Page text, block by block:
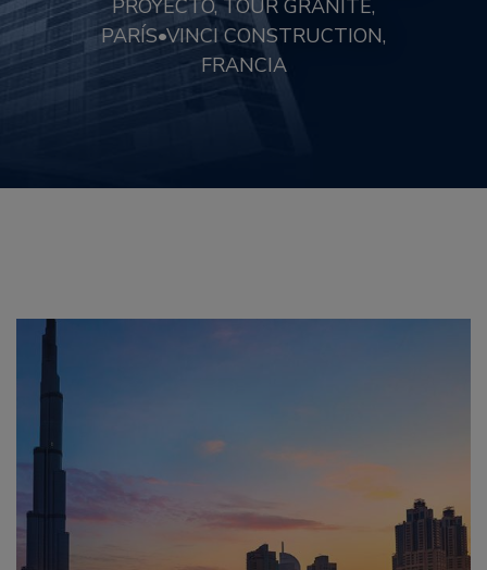
PROYECTO, TOUR GRANITE,
PARÍS•VINCI CONSTRUCTION,
FRANCIA